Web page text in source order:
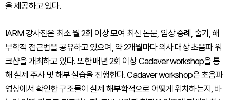
을 제공하고 있다.
IARM 강사진은 최소 월 2회 이상 모여 최신 논문, 임상 증례, 술기, 해
부학적 접근법을 공유하고 있으며, 약 2개월마다 의사 대상 초음파 워
크샵을 개최하고 있다. 또한 매년 2회 이상 Cadaver workshop을 통
해 실제 주사 및 해부 실습을 진행한다. Cadaver workshop은 초음파
영상에서 확인한 구조물이 실제 해부학적으로 어떻게 위치하는지, 바